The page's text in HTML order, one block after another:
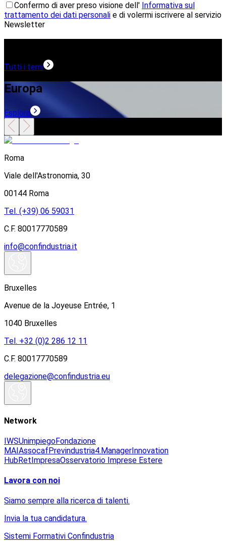
Confermo di aver preso visione dell' Informativa sul
trattamento dei dati personali e di volermi iscrivere al servizio
Newsletter
Tutti i temi
Europa
Esplora
Roma
Viale dell'Astronomia, 30
00144 Roma
Tel. (+39) 06 59031
C.F. 80017770589
info@confindustria.it
Bruxelles
Avenue de la Joyeuse Entrée, 1
1040 Bruxelles
Tel. +32 (0)2 286 12 11
C.F. 80017770589
delegazione@confindustria.eu
Network
IWSUnimpiegoFondazione
MAIAssocafPrevindustria4.ManagerInnovation
HubRetImpresaOsservatorio Imprese Estere
Lavora con noi
Siamo sempre alla ricerca di talenti.
Invia la tua candidatura.
Sistemi Formativi Confindustria